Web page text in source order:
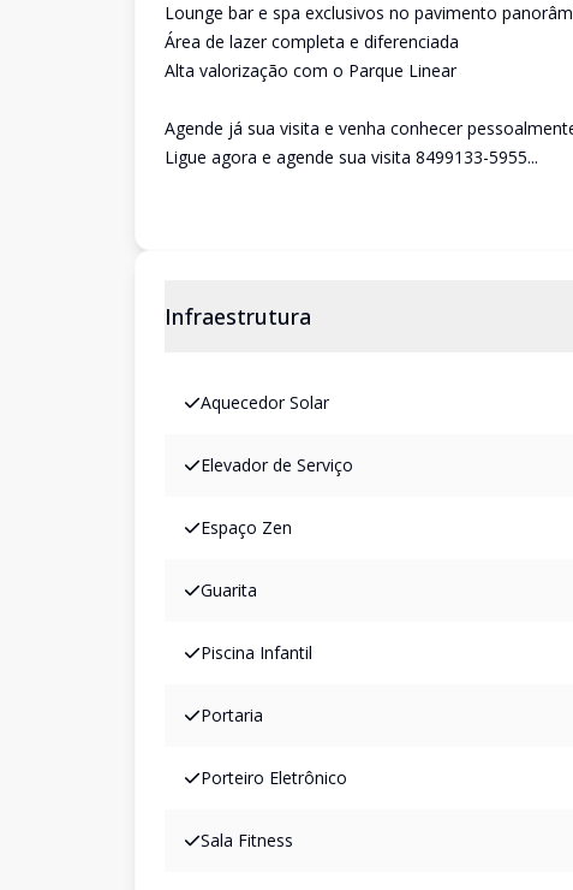
Lounge bar e spa exclusivos no pavimento
Área de lazer completa e diferenciada
Alta valorização com o Parque Linear
Agende já sua visita e venha conhecer
Ligue agora e agende sua visita 8499133-5955...
Infraestrutura
Aquecedor Solar
Elevador de Serviço
Espaço Zen
Guarita
Piscina Infantil
Portaria
Porteiro Eletrônico
Sala Fitness